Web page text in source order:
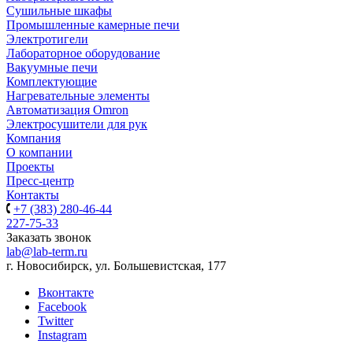
Сушильные шкафы
Промышленные камерные печи
Электротигели
Лабораторное оборудование
Вакуумные печи
Комплектующие
Нагревательные элементы
Автоматизация Omron
Электросушители для рук
Компания
О компании
Проекты
Пресс-центр
Контакты
+7 (383) 280-46-44
227-75-33
Заказать звонок
lab@lab-term.ru
г. Новосибирск, ул. Большевистская, 177
Вконтакте
Facebook
Twitter
Instagram